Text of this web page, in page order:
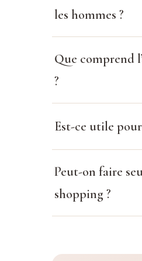
les hommes ?
Que comprend
?
Est-ce utile
Peut-on faire
shopping ?